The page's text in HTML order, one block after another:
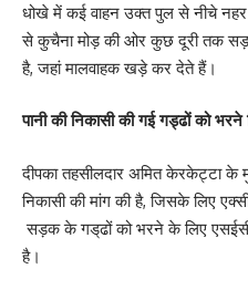
धोखे में कई वाहन उक्त पुल से नीचे
से कुचैना मोड़ की ओर कुछ दूरी तक
है, जहां मालवाहक खड़े कर देते हैं।
पानी की निकासी की गई गड्ढों को भरने
दीपका तहसीलदार अमित केरकेट्टा के
निकासी की मांग की है, जिसके लिए
सड़क के गड्‌ढों को भरने के लिए
है।